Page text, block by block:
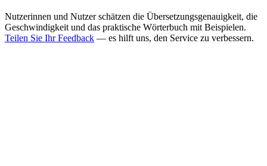
Nutzerinnen und Nutzer schätzen die Übersetzungsgenauigkeit, die
Geschwindigkeit und das praktische Wörterbuch mit Beispielen.
Teilen Sie Ihr Feedback — es hilft uns, den Service zu verbessern.